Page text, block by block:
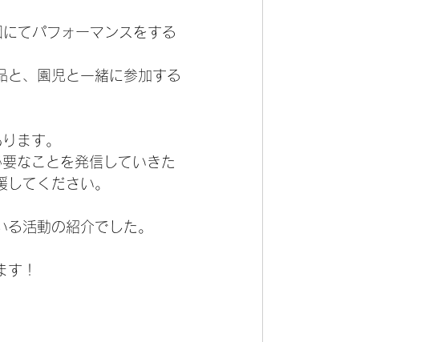
てパフォーマンスをする
と、園児と一緒に参加する
ます。
なことを発信していきた
てください。
活動の紹介でした。
！